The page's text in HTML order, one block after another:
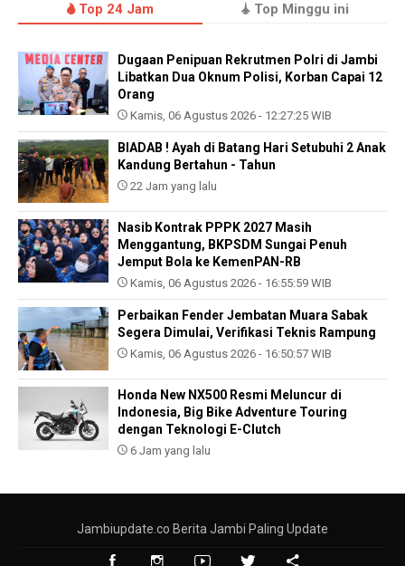
Top 24 Jam Top Minggu ini
Dugaan Penipuan Rekrutmen Polri di Jambi
Libatkan Dua Oknum Polisi, Korban Capai 12
Orang
Kamis, 06 Agustus 2026 - 12:27:25 WIB
BIADAB ! Ayah di Batang Hari Setubuhi 2 Anak
Kandung Bertahun - Tahun
22 Jam yang lalu
Nasib Kontrak PPPK 2027 Masih
Menggantung, BKPSDM Sungai Penuh
Jemput Bola ke KemenPAN-RB
Kamis, 06 Agustus 2026 - 16:55:59 WIB
Perbaikan Fender Jembatan Muara Sabak
Segera Dimulai, Verifikasi Teknis Rampung
Kamis, 06 Agustus 2026 - 16:50:57 WIB
Honda New NX500 Resmi Meluncur di
Indonesia, Big Bike Adventure Touring
dengan Teknologi E-Clutch
6 Jam yang lalu
Jambiupdate.co Berita Jambi Paling Update